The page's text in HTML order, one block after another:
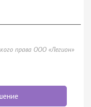
права ООО «Легион»